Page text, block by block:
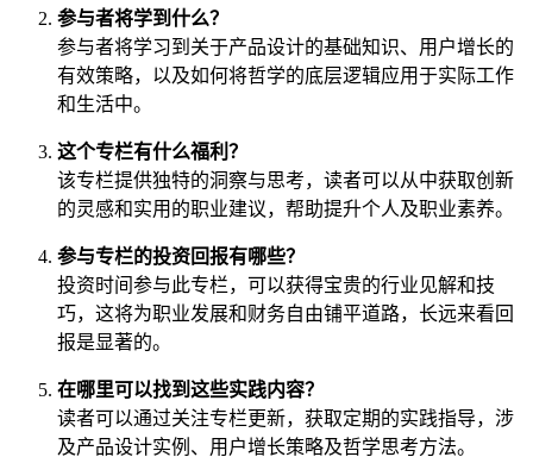
参与者将学到什么？
参与者将学习到关于产品设计的基础知识、用户增长的
有效策略，以及如何将哲学的底层逻辑应用于实际工作
和生活中。
这个专栏有什么福利？
该专栏提供独特的洞察与思考，读者可以从中获取创新
的灵感和实用的职业建议，帮助提升个人及职业素养。
参与专栏的投资回报有哪些？
投资时间参与此专栏，可以获得宝贵的行业见解和技
巧，这将为职业发展和财务自由铺平道路，长远来看回
报是显著的。
在哪里可以找到这些实践内容？
读者可以通过关注专栏更新，获取定期的实践指导，涉
及产品设计实例、用户增长策略及哲学思考方法。